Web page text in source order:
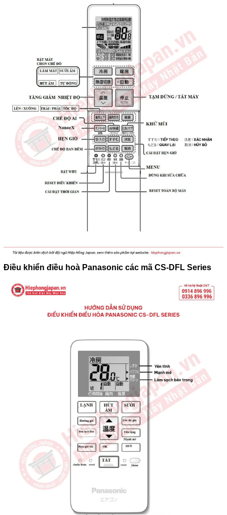
Điều khiển điều hoà Panasonic các mã CS-DFL Series